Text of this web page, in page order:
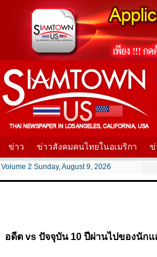
ข่าว ข่าวสังคมคนไทยในอเมริกา ข่
Volume 2 Sunday, August 9, 2026
อดีต vs ปัจจุบัน 10 ปีผ่านไปของนักแ